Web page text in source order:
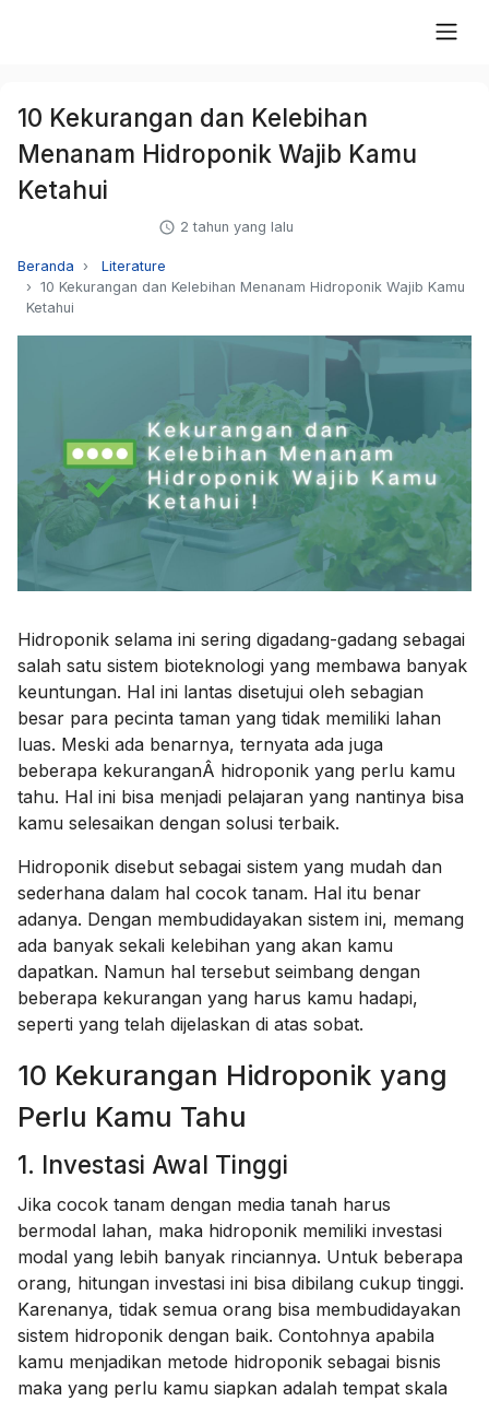
10 Kekurangan dan Kelebihan
Menanam Hidroponik Wajib Kamu
Ketahui
2 tahun yang lalu
Beranda
Literature
10 Kekurangan dan Kelebihan Menanam Hidroponik Wajib Kamu
Ketahui
Hidroponik selama ini sering digadang-gadang sebagai
salah satu sistem bioteknologi yang membawa banyak
keuntungan. Hal ini lantas disetujui oleh sebagian
besar para pecinta taman yang tidak memiliki lahan
luas. Meski ada benarnya, ternyata ada juga
beberapa kekuranganÂ hidroponik yang perlu kamu
tahu. Hal ini bisa menjadi pelajaran yang nantinya bisa
kamu selesaikan dengan solusi terbaik.
Hidroponik disebut sebagai sistem yang mudah dan
sederhana dalam hal cocok tanam. Hal itu benar
adanya. Dengan membudidayakan sistem ini, memang
ada banyak sekali kelebihan yang akan kamu
dapatkan. Namun hal tersebut seimbang dengan
beberapa kekurangan yang harus kamu hadapi,
seperti yang telah dijelaskan di atas sobat.
10 Kekurangan Hidroponik yang
Perlu Kamu Tahu
1. Investasi Awal Tinggi
Jika cocok tanam dengan media tanah harus
bermodal lahan, maka hidroponik memiliki investasi
modal yang lebih banyak rinciannya. Untuk beberapa
orang, hitungan investasi ini bisa dibilang cukup tinggi.
Karenanya, tidak semua orang bisa membudidayakan
sistem hidroponik dengan baik. Contohnya apabila
kamu menjadikan metode hidroponik sebagai bisnis
maka yang perlu kamu siapkan adalah tempat skala